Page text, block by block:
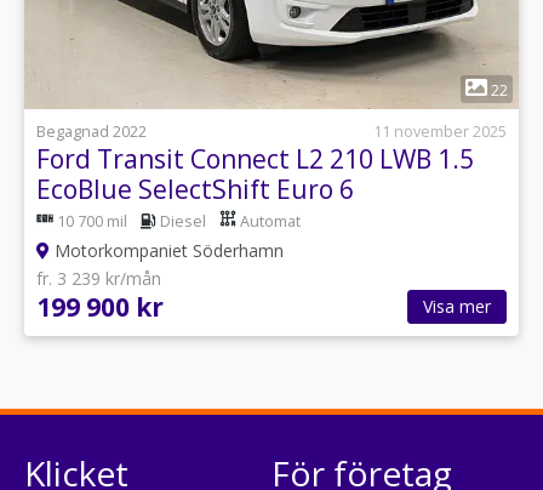
1
22
Begagnad 2022
11 november 2025
Ford Transit Connect L2 210 LWB 1.5
EcoBlue SelectShift Euro 6
10 700 mil Diesel Automat
Motorkompaniet Söderhamn
fr. 3 239 kr/mån
199 900 kr Visa mer
Klicket För företag